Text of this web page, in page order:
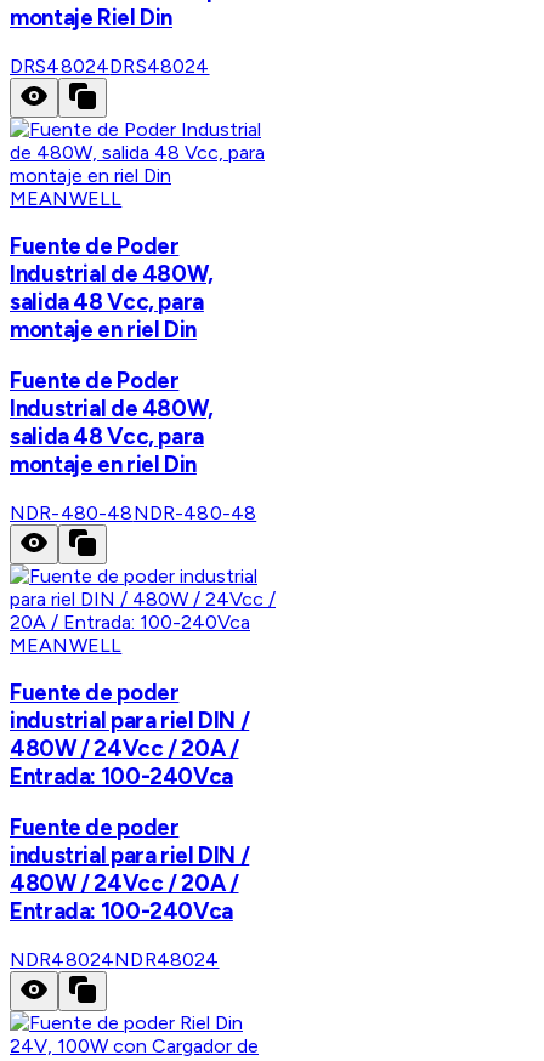
montaje Riel Din
DRS48024DRS48024
MEANWELL
Fuente de Poder
Industrial de 480W,
salida 48 Vcc, para
montaje en riel Din
Fuente de Poder
Industrial de 480W,
salida 48 Vcc, para
montaje en riel Din
NDR-480-48NDR-480-48
MEANWELL
Fuente de poder
industrial para riel DIN /
480W / 24Vcc / 20A /
Entrada: 100-240Vca
Fuente de poder
industrial para riel DIN /
480W / 24Vcc / 20A /
Entrada: 100-240Vca
NDR48024NDR48024